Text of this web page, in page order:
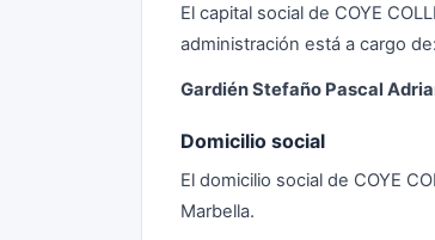
El capital social de COYE
administración está a cargo de:
Gardién Stefaño Pascal
Domicilio social
El domicilio social de COYE
Marbella.